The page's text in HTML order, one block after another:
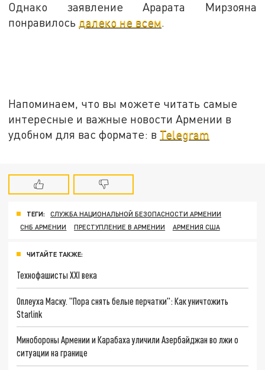
Однако заявление Арарата Мирзояна
понравилось далеко не всем
Напоминаем, что вы можете читать самые
интересные и важные новости Армении в
удобном для вас формате: в Telegram
ТЕГИ:
СЛУЖБА НАЦИОНАЛЬНОЙ БЕЗОПАСНОСТИ АРМЕНИИ
СНБ АРМЕНИИ
ПРЕСТУПЛЕНИЕ В АРМЕНИИ АРМЕНИЯ США
ЧИТАЙТЕ ТАКЖЕ:
Технофашисты XXI века
Оплеуха Маску. "Пора снять белые перчатки": Как уничтожить
Starlink
Минобороны Армении и Карабаха уличили Азербайджан во лжи о
ситуации на границе